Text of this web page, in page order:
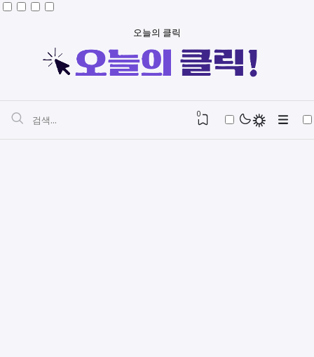
오늘의 클릭
0